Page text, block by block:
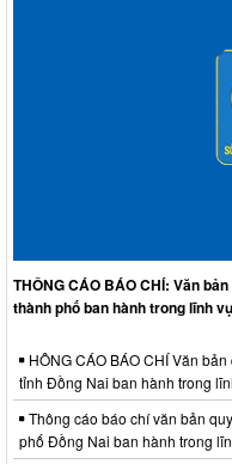
THÔNG CÁO BÁO CHÍ: Văn
thành phố ban hành trong lĩnh
HÔNG CÁO BÁO CHÍ Văn
tỉnh Đồng Nai ban hành trong
Thông cáo báo chí văn bản
phố Đồng Nai ban hành trong